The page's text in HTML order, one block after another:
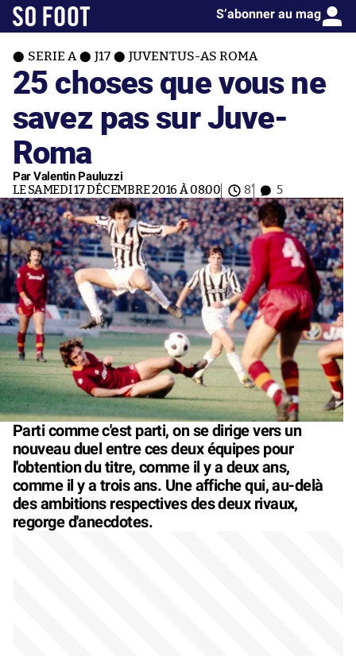
S’abonner au mag
SERIE A J17 JUVENTUS-AS ROMA
25 choses que vous ne
savez pas sur Juve-
Roma
Par Valentin Pauluzzi
LE SAMEDI 17 DÉCEMBRE 2016 À 08:00 8' 5
Parti comme c'est parti, on se dirige vers un
nouveau duel entre ces deux équipes pour
l'obtention du titre, comme il y a deux ans,
comme il y a trois ans. Une affiche qui, au-delà
des ambitions respectives des deux rivaux,
regorge d'anecdotes.